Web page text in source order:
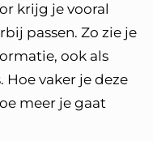
krijg je vooral
passen. Zo zie je
ook als
vaker je deze
meer je gaat